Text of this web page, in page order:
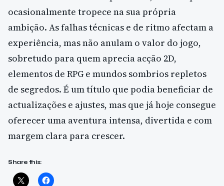
ocasionalmente tropece na sua própria
ambição. As falhas técnicas e de ritmo afectam a
experiência, mas não anulam o valor do jogo,
sobretudo para quem aprecia acção 2D,
elementos de RPG e mundos sombrios repletos
de segredos. É um título que podia beneficiar de
actualizações e ajustes, mas que já hoje consegue
oferecer uma aventura intensa, divertida e com
margem clara para crescer.
Share this: